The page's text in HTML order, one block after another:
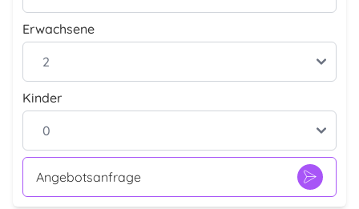
Erwachsene
Kinder
Angebotsanfrage